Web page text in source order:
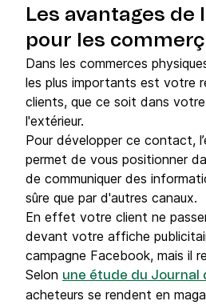
Les avantages de
pour les
Dans les commerces
les plus importants est votre
clients, que ce soit dans
l'extérieur.
Pour développer ce contact,
permet de vous positionner
de communiquer des
sûre que par d'autres canaux.
En effet votre client ne
devant votre affiche
campagne Facebook, mais il
Selon une étude du Journal
acheteurs se rendent en